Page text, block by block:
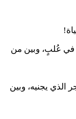
في عُلبٍ، وبين من
الذي يجنيه، وبين